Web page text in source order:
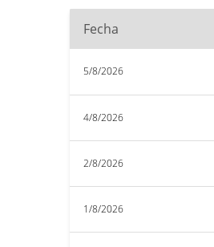
Fecha
5/8/2026
4/8/2026
2/8/2026
1/8/2026